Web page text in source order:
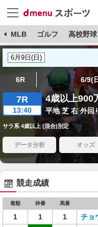
MLB ゴルフ 高校野球
6R 6/9(
7R
13:40
4歳以上900
平地 芝 右 外回
サラ系 4歳以上 (混合)別定
データ分析 オッズ
競走成績
着順 枠番 馬番
1 1 1 チョ